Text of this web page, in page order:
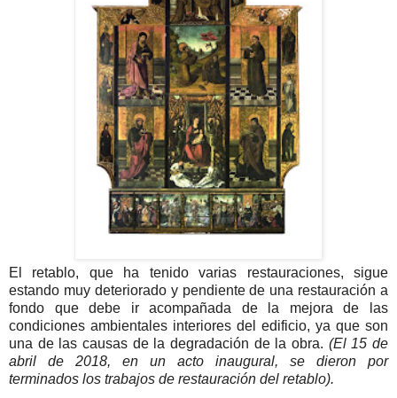
El retablo, que ha tenido varias restauraciones, sigue
estando muy deteriorado y pendiente de una restauración a
fondo que debe ir acompañada de la mejora de las
condiciones ambientales interiores del edificio, ya que son
una de las causas de la degradación de la obra. (El 15 de
abril de 2018, en un acto inaugural, se dieron por
terminados los trabajos de restauración del retablo).